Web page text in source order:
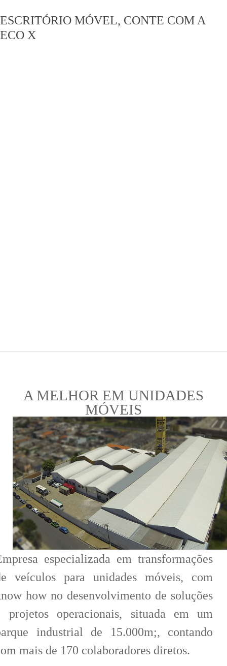
ESCRITÓRIO MÓVEL, CONTE COM A
ECO X
A MELHOR EM UNIDADES
MÓVEIS
especializada em transformações
veículos para unidades móveis, com
how no desenvolvimento de soluções
projetos operacionais, situada em um
industrial de 15.000m;, contando
mais de 170 colaboradores diretos.